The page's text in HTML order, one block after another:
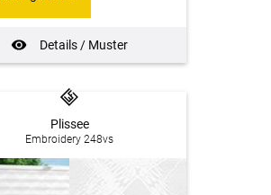
Details / Muster
Plissee
Embroidery 248vs